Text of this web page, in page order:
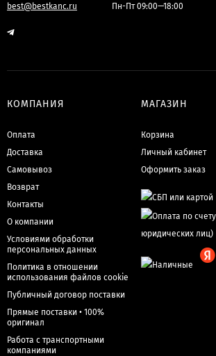
best@bestkanc.ru Пн-Пт 09:00—18:00
КОМПАНИЯ
Оплата
Доставка
Самовывоз
Возврат
Контакты
О компании
Условиями обработки
персональных данных
Политика в отношении
использования файлов cookie
Публичный договор поставки
Прямые поставки • 100%
оригинал
Работа с транспортными
компаниями
МАГАЗИН
Корзина
Личный кабинет
Оформить заказ